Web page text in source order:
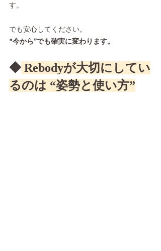
す。
でも安心してください。
“今から”でも確実に変わります。
◆ Rebodyが大切にしてい
るのは “姿勢と使い方”